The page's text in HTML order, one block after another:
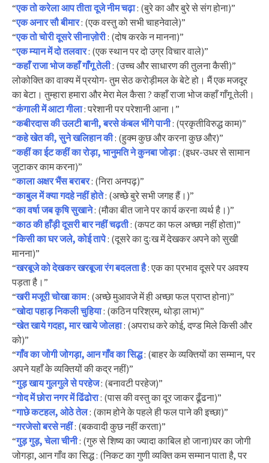
“एक तो करेला आप तीता दूजे नीम चढ़ा: (बुरे का और बुरे से संग होना)”
“एक अनार सौ बीमार: (एक वस्तु को सभी चाहनेवाले)”
“एक तो चोरी दूसरे सीनाज़ोरी: (दोष करके न मानना)”
“एक म्यान में दो तलवार: (एक स्थान पर दो उग्र विचार वाले)”
“कहाँ राजा भोज कहाँ गाँगू तेली: (उच्च और साधारण की तुलना कैसी)”
लोकोक्ति का वाक्य में प्रयोग- तुम सेठ करोड़ीमल के बेटे हो। मैं एक मजदूर
का बेटा। तुम्हारा हमारा और मेरा मेल कैसा ? कहाँ राजा भोज कहाँ गाँगू तेली।
“कंगाली में आटा गीला: परेशानी पर परेशानी आना।”
“कबीरदास की उलटी बानी, बरसे कंबल भींगे पानी: (प्रकृतीविरुद्ध काम)”
“कहे खेत की, सुने खलिहान की: (हुक्म कुछ और करना कुछ और)”
“कहीं का ईट कहीं का रोड़ा, भानुमति ने कुनबा जोड़ा: (इधर-उधर से सामान
जुटाकर काम करना)”
“काला अक्षर भैंस बराबर: (निरा अनपढ़)”
“काबुल में क्या गदहे नहीं होते: (अच्छे बुरे सभी जगह हैं।)”
“का वर्षा जब कृषि सुखाने: (मौका बीत जाने पर कार्य करना व्यर्थ है।)”
“काठ की हाँड़ी दूसरी बार नहीं चढ़ती: (कपट का फल अच्छा नहीं होता)”
“किसी का घर जले, कोई तापे: (दूसरे का दुःख में देखकर अपने को सुखी
मानना)”
“खरबूजे को देखकर खरबूजा रंग बदलता है: एक का प्रभाव दूसरे पर अवश्य
पड़ता है।”
“खरी मजूरी चोखा काम: (अच्छे मुआवजे में ही अच्छा फल प्राप्त होना)”
“खोदा पहाड़ निकली चुहिया: (कठिन परिश्रम, थोड़ा लाभ)”
“खेत खाये गदहा, मार खाये जोलहा: (अपराध करे कोई, दण्ड मिले किसी और
को)”
“गाँव का जोगी जोगड़ा, आन गाँव का सिद्ध: (बाहर के व्यक्तियों का सम्मान, पर
अपने यहाँ के व्यक्तियों की कद्र नहीं)”
“गुड़ खाय गुलगुले से परहेज: (बनावटी परहेज)”
“गोद में छोरा नगर में ढिंढोरा: (पास की वस्तु का दूर जाकर ढूँढना)”
“गाछे कटहल, ओठे तेल: (काम होने के पहले ही फल पाने की इच्छा)”
“गरजेसो बरसे नहीं: (बकवादी कुछ नहीं करता)”
“गुड़ गुड़, चेला चीनी: (गुरु से शिष्य का ज्यादा काबिल हो जाना)घर का जोगी
जोगड़ा, आन गाँव का सिद्ध : (निकट का गुणी व्यक्ति कम सम्मान पाता है, पर